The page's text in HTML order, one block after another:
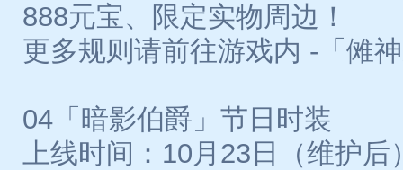
888元宝、限定实物周边！
更多规则请前往游戏内 -「傩
04「暗影伯爵」节日时装
上线时间：10月23日（维护后